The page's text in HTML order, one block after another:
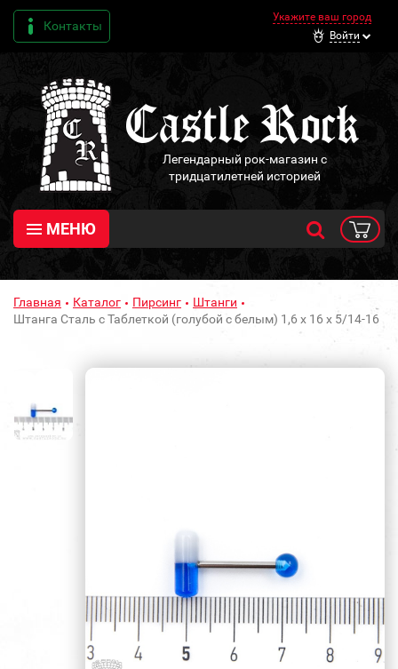
Контакты
Укажите ваш город
Войти
Легендарный рок-магазин с
тридцатилетней историей
МЕНЮ
Главная Каталог Пирсинг
Штанги
Штанга Сталь с Таблеткой (голубой с белым) 1,6 х 16 х 5/14-16